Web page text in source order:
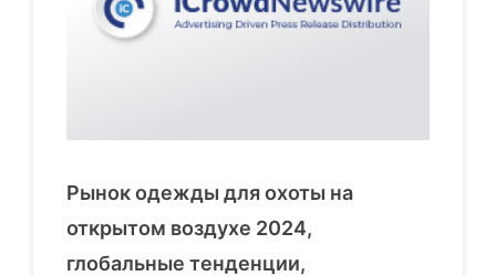
Рынок одежды для охоты на
открытом воздухе 2024,
глобальные тенденции,